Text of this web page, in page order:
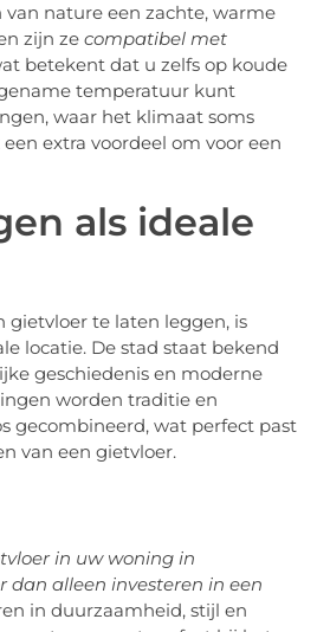
nature een zachte, warme
zijn zecompatibel met
betekent dat u zelfs op koude
temperatuur kunt
waar het klimaat soms
extra voordeel om voor een
als ideale
gietvloer te laten leggen, is
locatie. De stad staat bekend
geschiedenis en moderne
worden traditie en
gecombineerd, wat perfect past
van een gietvloer.
in uw woning in
dan alleen investeren in een
in duurzaamheid, stijl en